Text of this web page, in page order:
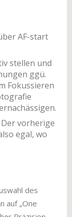
AF-start
stellen und
ggü.
Fokussieren
vorherige
egal, wo
des
auf „One